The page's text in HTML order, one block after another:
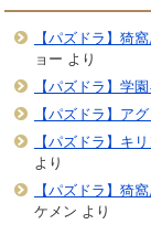
【パズドラ】猗
ョー より
【パズドラ】学
【パズドラ】ア
【パズドラ】キ
より
【パズドラ】猗
ケメン より